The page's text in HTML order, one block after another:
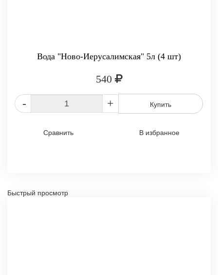
Вода "Ново-Иерусалимская" 5л (4 шт)
540
- + Купить
Сравнить В избранное
Быстрый просмотр